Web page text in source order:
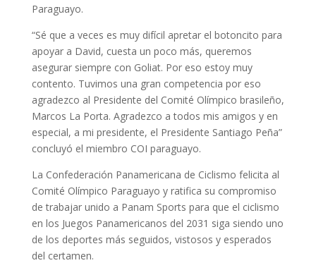
Paraguayo.
“Sé que a veces es muy difícil apretar el botoncito para
apoyar a David, cuesta un poco más, queremos
asegurar siempre con Goliat. Por eso estoy muy
contento. Tuvimos una gran competencia por eso
agradezco al Presidente del Comité Olímpico brasileño,
Marcos La Porta. Agradezco a todos mis amigos y en
especial, a mi presidente, el Presidente Santiago Peña”
concluyó el miembro COI paraguayo.
La Confederación Panamericana de Ciclismo felicita al
Comité Olímpico Paraguayo y ratifica su compromiso
de trabajar unido a Panam Sports para que el ciclismo
en los Juegos Panamericanos del 2031 siga siendo uno
de los deportes más seguidos, vistosos y esperados
del certamen.